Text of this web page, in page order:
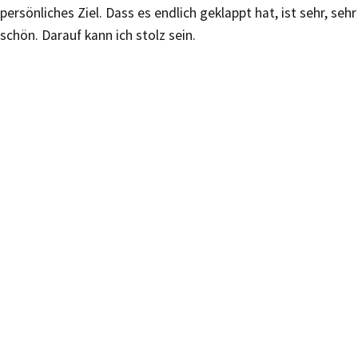
persönliches Ziel. Dass es endlich geklappt hat, ist sehr, sehr
schön. Darauf kann ich stolz sein.